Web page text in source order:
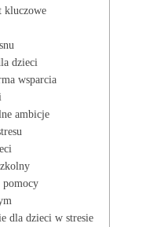
kluczowe
dzieci
wsparcia
ambicje
pomocy
⁣dla dzieci w stresie